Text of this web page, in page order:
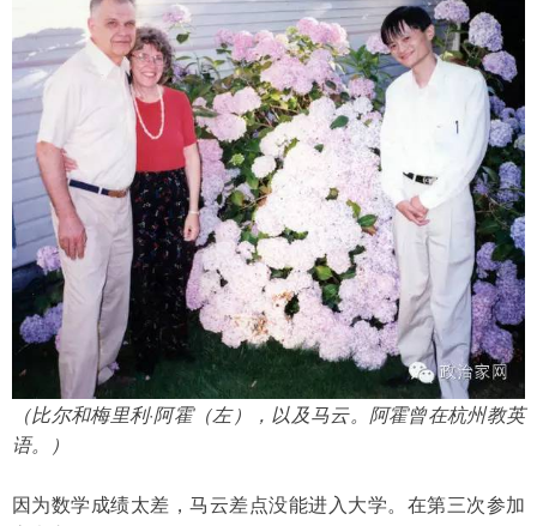
（比尔和梅里利·阿霍（左），以及马云。阿霍曾在杭州教英
语。）
因为数学成绩太差，马云差点没能进入大学。在第三次参加